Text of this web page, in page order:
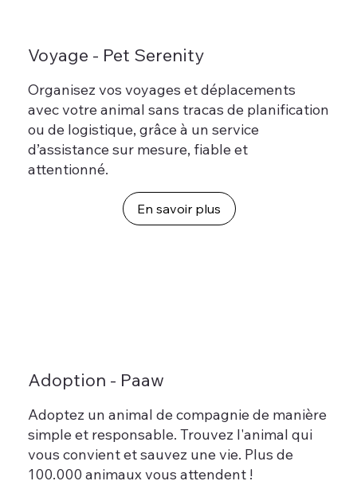
Voyage - Pet Serenity
Organisez vos voyages et déplacements
avec votre animal sans tracas de planification
ou de logistique, grâce à un service
d’assistance sur mesure, fiable et
attentionné.
Adoption - Paaw
Adoptez un animal de compagnie de manière
simple et responsable. Trouvez l'animal qui
vous convient et sauvez une vie. Plus de
100.000 animaux vous attendent !